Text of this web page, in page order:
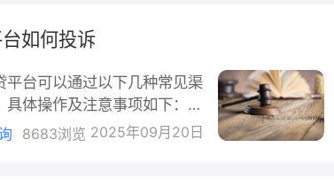
损失部分，资产管理服务合同中已经约定
款，蓝天公司已退还相应费用、赔偿违约金，
经收到结算款项，违约金实质应属双方为弥补
行过程中对可能发生的损失而作出的提前安
女士已经获得违约金，填补因蓝天公司单方解
理部门依照法律、行政法规的
团体可以制定团体标准；相关
制定企业标准。第五十八条机
应当对遵守保密法律法规和相
如何投诉
平台可以通过以下几种常见渠
具体操作及注意事项如下：
监会（现国家金融监管总局）
8683浏览 2025年09月20日